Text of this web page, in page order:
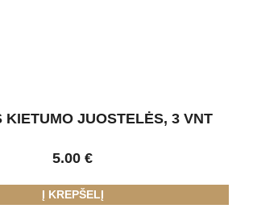
KIETUMO JUOSTELĖS, 3 VNT
5.00 €
Į KREPŠELĮ